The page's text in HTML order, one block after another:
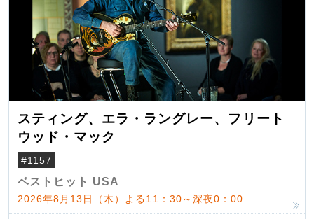
スティング、エラ・ラングレー、フリート
ウッド・マック
#1157
ベストヒット USA
2026年8月13日（木）よる11：30～深夜0：00